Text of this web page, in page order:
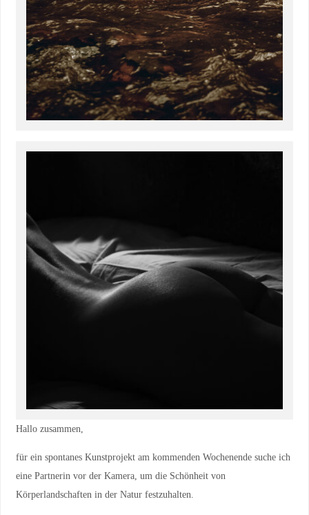
Hallo zusammen,
für ein spontanes Kunstprojekt am kommenden Wochenende suche ich
eine Partnerin vor der Kamera, um die Schönheit von
Körperlandschaften in der Natur festzuhalten.